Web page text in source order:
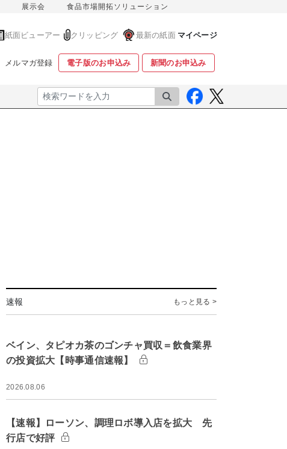
展示会 食品市場開拓ソリューション
紙面ビューアー クリッピング 最新の紙面 マイページ
メルマガ登録 電子版のお申込み 新聞のお申込み
検索
速報 もっと見る >
ベイン、タピオカ茶のゴンチャ買収＝飲食業界
の投資拡大【時事通信速報】
2026.08.06
【速報】ローソン、調理ロボ導入店を拡大 先
行店で好評